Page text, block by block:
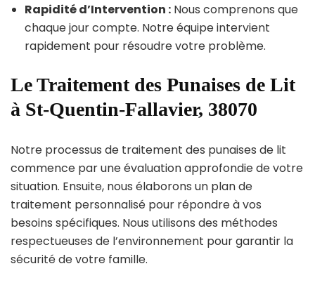
Rapidité d’Intervention : Nous comprenons que
chaque jour compte. Notre équipe intervient
rapidement pour résoudre votre problème.
Le Traitement des Punaises de Lit
à St-Quentin-Fallavier, 38070
Notre processus de traitement des punaises de lit
commence par une évaluation approfondie de votre
situation. Ensuite, nous élaborons un plan de
traitement personnalisé pour répondre à vos
besoins spécifiques. Nous utilisons des méthodes
respectueuses de l’environnement pour garantir la
sécurité de votre famille.